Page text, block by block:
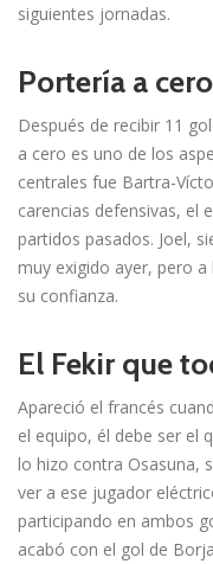
siguientes jornadas.
Portería a cero
Después de recibir 11
a cero es uno de los
centrales fue Bartra-
carencias defensivas, el
partidos pasados. Joel,
muy exigido ayer, pero
su confianza.
El Fekir que
Apareció el francés
el equipo, él debe ser el
lo hizo contra Osasuna,
ver a ese jugador
participando en ambos
acabó con el gol de